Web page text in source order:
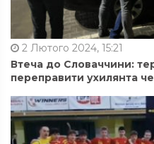
2 Лютого 2024, 15:21
Втеча до Словаччини:
переправити ухилянта